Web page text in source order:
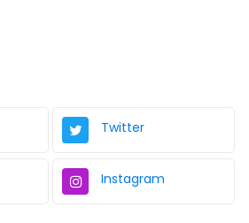
Twitter
Instagram